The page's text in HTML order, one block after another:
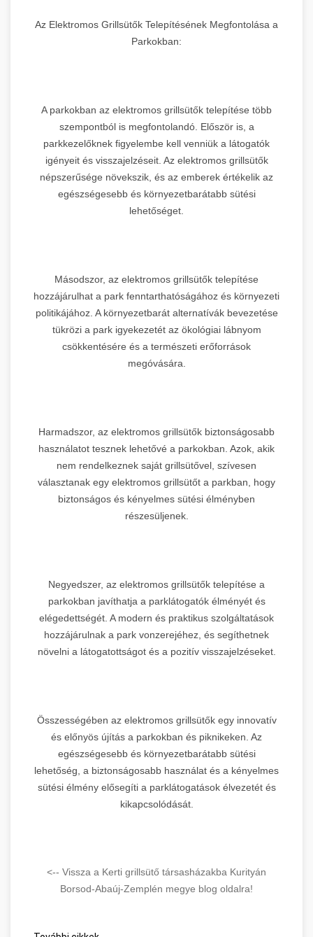
Az Elektromos Grillsütők Telepítésének Megfontolása a
Parkokban:
A parkokban az elektromos grillsütők telepítése több
szempontból is megfontolandó. Először is, a
parkkezelőknek figyelembe kell venniük a látogatók
igényeit és visszajelzéseit. Az elektromos grillsütők
népszerűsége növekszik, és az emberek értékelik az
egészségesebb és környezetbarátabb sütési
lehetőséget.
Másodszor, az elektromos grillsütők telepítése
hozzájárulhat a park fenntarthatóságához és környezeti
politikájához. A környezetbarát alternatívák bevezetése
tükrözi a park igyekezetét az ökológiai lábnyom
csökkentésére és a természeti erőforrások
megóvására.
Harmadszor, az elektromos grillsütők biztonságosabb
használatot tesznek lehetővé a parkokban. Azok, akik
nem rendelkeznek saját grillsütővel, szívesen
választanak egy elektromos grillsütőt a parkban, hogy
biztonságos és kényelmes sütési élményben
részesüljenek.
Negyedszer, az elektromos grillsütők telepítése a
parkokban javíthatja a parklátogatók élményét és
elégedettségét. A modern és praktikus szolgáltatások
hozzájárulnak a park vonzerejéhez, és segíthetnek
növelni a látogatottságot és a pozitív visszajelzéseket.
Összességében az elektromos grillsütők egy innovatív
és előnyös újítás a parkokban és piknikeken. Az
egészségesebb és környezetbarátabb sütési
lehetőség, a biztonságosabb használat és a kényelmes
sütési élmény elősegíti a parklátogatások élvezetét és
kikapcsolódását.
<-- Vissza a Kerti grillsütő társasházakba Kurityán
Borsod-Abaúj-Zemplén megye blog oldalra!